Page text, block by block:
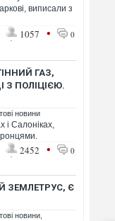
виписали з
1057 • 0
ГАЗ,
З ПОЛІЦІЄЮ.
новини
і Салоніках,
2452 • 0
ЗЕМЛЕТРУС, Є
новини